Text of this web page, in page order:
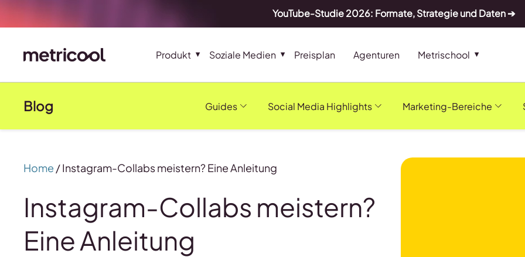
YouTube-Studie 2026: Formate, Strategie und Daten ➔
Produkt Soziale Medien Preisplan Agenturen Metrischool
Blog Guides Social Media Highlights Marketing-Bereiche
Home /Instagram-Collabs meistern? Eine Anleitung
Instagram-Collabs meistern?
Eine Anleitung